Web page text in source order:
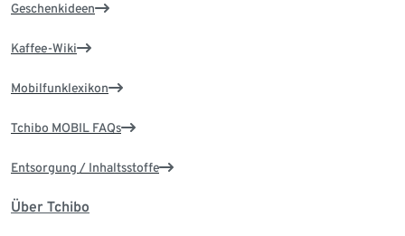
Geschenkideen
Kaffee-Wiki
Mobilfunklexikon
Tchibo MOBIL FAQs
Entsorgung / Inhaltsstoffe
Über Tchibo